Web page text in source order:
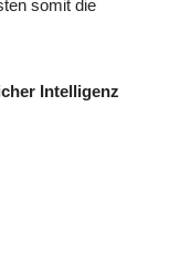
somit die
Intelligenz